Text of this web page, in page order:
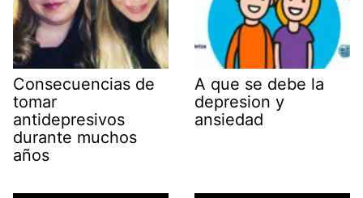
Consecuencias de
tomar
antidepresivos
durante muchos
años
A que se debe la
depresion y
ansiedad